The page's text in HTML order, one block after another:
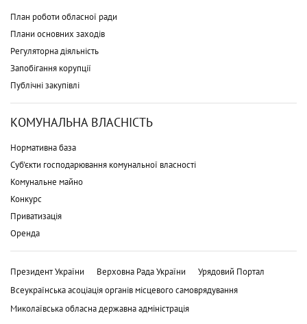
План роботи обласної ради
Плани основних заходів
Регуляторна діяльність
Запобігання корупції
Публічні закупівлі
КОМУНАЛЬНА ВЛАСНІСТЬ
Нормативна база
Суб'єкти господарювання комунальної власності
Комунальне майно
Конкурс
Приватизація
Оренда
Президент України Верховна Рада України
Урядовий Портал
Всеукраїнська асоціація органів місцевого самоврядування
Миколаївська обласна державна адміністрація